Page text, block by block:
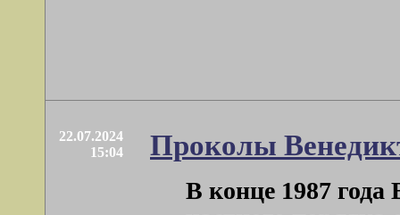
22.07.2024
15:04
Проколы
В конце 1987